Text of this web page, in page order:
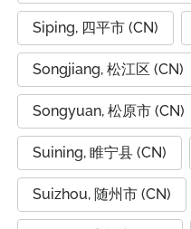
Siping, 四平市 (CN)
Songjiang, 松江区 (CN)
Songyuan, 松原市 (CN)
Suining, 睢宁县 (CN)
Suizhou, 随州市 (CN)